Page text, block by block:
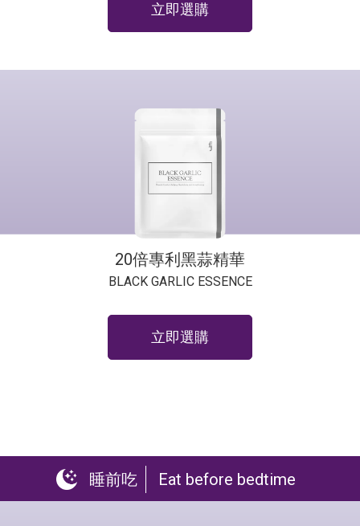
立即選購
20倍專利黑蒜精華
BLACK GARLIC ESSENCE
立即選購
睡前吃 Eat before bedtime